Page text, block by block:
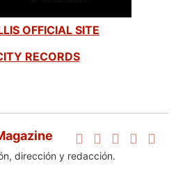
OFFICIAL SITE
RECORDS
dirección y redacción.